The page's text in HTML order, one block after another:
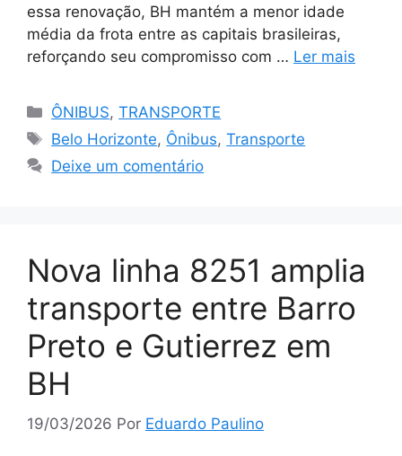
essa renovação, BH mantém a menor idade
média da frota entre as capitais brasileiras,
reforçando seu compromisso com … Ler mais
Categorias
ÔNIBUS,TRANSPORTE
Tags
Belo Horizonte, Ônibus,Transporte
Deixe um comentário
Nova linha 8251 amplia
transporte entre Barro
Preto e Gutierrez em
BH
19/03/2026 Por Eduardo Paulino